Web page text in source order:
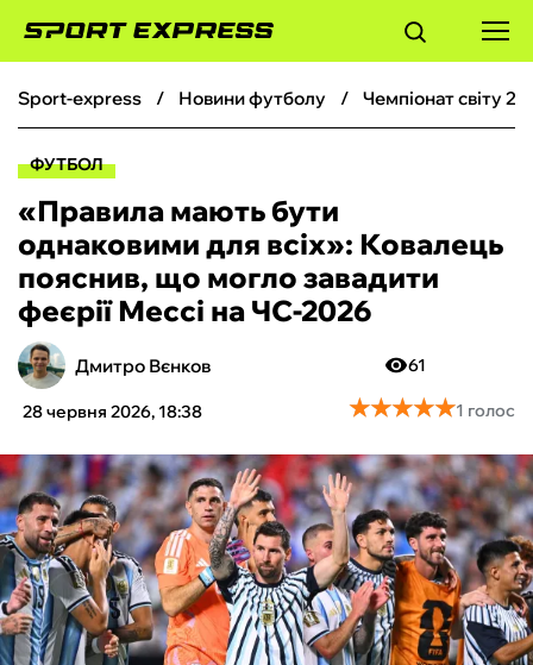
ФУТБОЛ
БОКС
ХОКЕЙ
ТЕНІС
КІБЕРСПОРТ
ЧС-2026
ФУТЗАЛ
ІНШІ
sport-express новини футболу чемпіонат світу
ФУТБОЛ
«Правила мають бути
однаковими для всіх»: Ковалець
пояснив, що могло завадити
феєрії Мессі на ЧС-2026
Дмитро Вєнков
28 червня 2026, 18:38
61
★★★★★
★★★★★1 голос